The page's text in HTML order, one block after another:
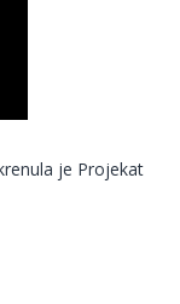
je Projekat